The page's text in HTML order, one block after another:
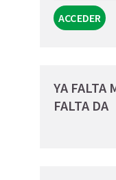
YA FALTA
FALTA DA